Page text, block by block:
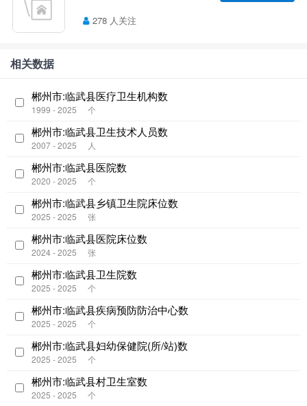
278 人关注
相关数据
郴州市:临武县医疗卫生机构数
1999 - 2025 个
郴州市:临武县卫生技术人员数
2007 - 2025 人
郴州市:临武县医院数
2020 - 2025 个
郴州市:临武县乡镇卫生院床位数
2025 - 2025 张
郴州市:临武县医院床位数
2024 - 2025 张
郴州市:临武县卫生院数
2025 - 2025 个
郴州市:临武县疾病预防防治中心数
2025 - 2025 个
郴州市:临武县妇幼保健院(所/站)数
2025 - 2025 个
郴州市:临武县村卫生室数
2025 - 2025 个